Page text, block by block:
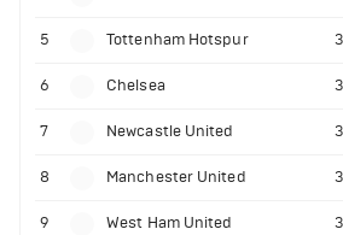
5 Tottenham Hotspur
6 Chelsea
7 Newcastle United
8 Manchester United
9 West Ham United